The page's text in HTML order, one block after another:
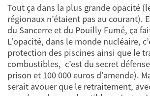
Tout ça dans la plus grande opacité
régionaux n’étaient pas au courant).
du Sancerre et du Pouilly Fumé, ça
L’opacité, dans le monde nucléaire,
protection des piscines ainsi que le
combustibles, c’est du secret
prison et 100 000 euros d’amende).
serait avouer que le retraitement,